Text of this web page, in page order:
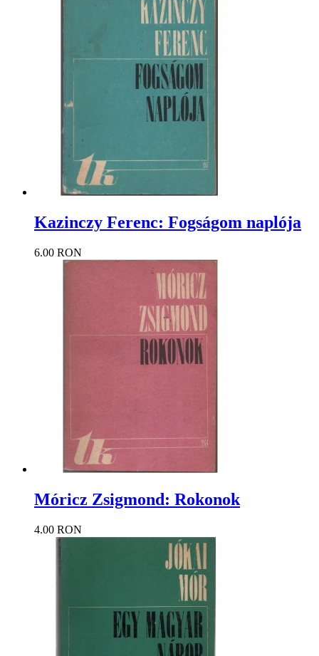
Kazinczy Ferenc: Fogságom naplója
6.00 RON
Móricz Zsigmond: Rokonok
4.00 RON